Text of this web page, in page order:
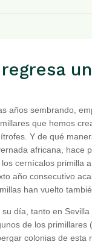
años sembrando,
que hemos
Y de qué
africana, hace
los cernícalos primilla
año consecutivo
han vuelto
su día, tanto en
de los primillares
colonias de esta